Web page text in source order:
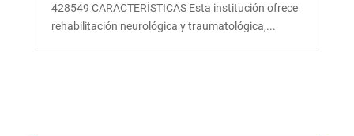
428549 CARACTERÍSTICAS Esta institución ofrece
rehabilitación neurológica y traumatológica,...